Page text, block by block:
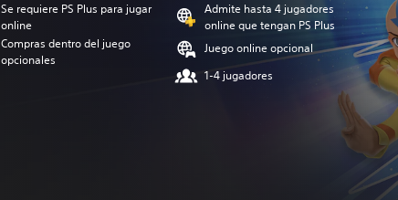
Se requiere PS Plus para jugar
online
Compras dentro del juego
opcionales
Admite hasta 4 jugadores
online que tengan PS Plus
Juego online opcional
1-4 jugadores